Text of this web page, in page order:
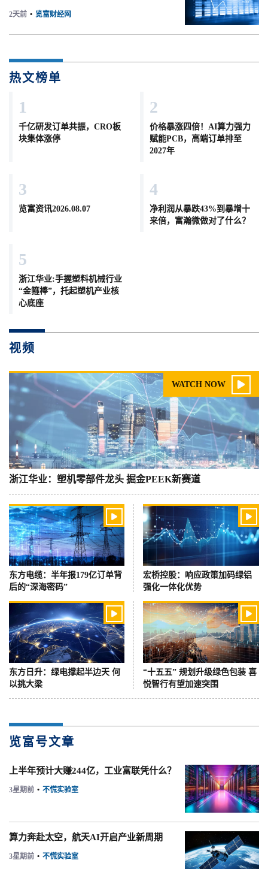
2天前 • 览富财经网
热文榜单
1
千亿研发订单共振，CRO板
块集体涨停
2
价格暴涨四倍！AI算力强力
赋能PCB，高端订单排至
2027年
3
览富资讯2026.08.07
4
净利润从暴跌43%到暴增十
来倍，富瀚微做对了什么？
5
浙江华业:手握塑料机械行业
“金箍棒”，托起塑机产业核
心底座
视频
WATCH NOW 
浙江华业：塑机零部件龙头 掘金PEEK新赛道

东方电缆：半年报179亿订单背
后的“深海密码”

宏桥控股：响应政策加码绿铝
强化一体化优势

东方日升：绿电撑起半边天 何
以挑大梁

“十五五” 规划升级绿色包装 喜
悦智行有望加速突围
览富号文章
上半年预计大赚244亿，工业富联凭什么？
3星期前 • 不慌实验室
算力奔赴太空，航天AI开启产业新周期
3星期前 • 不慌实验室